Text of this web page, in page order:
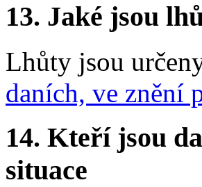
13. Jaké jsou
Lhůty jsou
daních, ve znění
14. Kteří jsou
situace